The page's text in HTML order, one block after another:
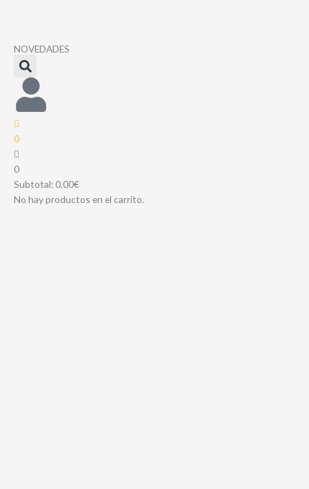
NOVEDADES
0
0
Subtotal: 0,00€
No hay productos en el carrito.